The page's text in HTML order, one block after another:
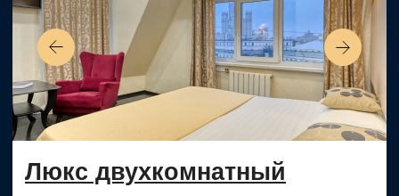
Отлично подходит для индивидуальных
путешественников, которым нужен уютный и
уединенный номер.
от 5 140 ₽
от 27 m2 1 гость 1 кровать
Забронировать